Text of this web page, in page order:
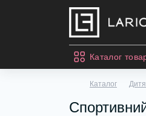
Каталог
Каталог